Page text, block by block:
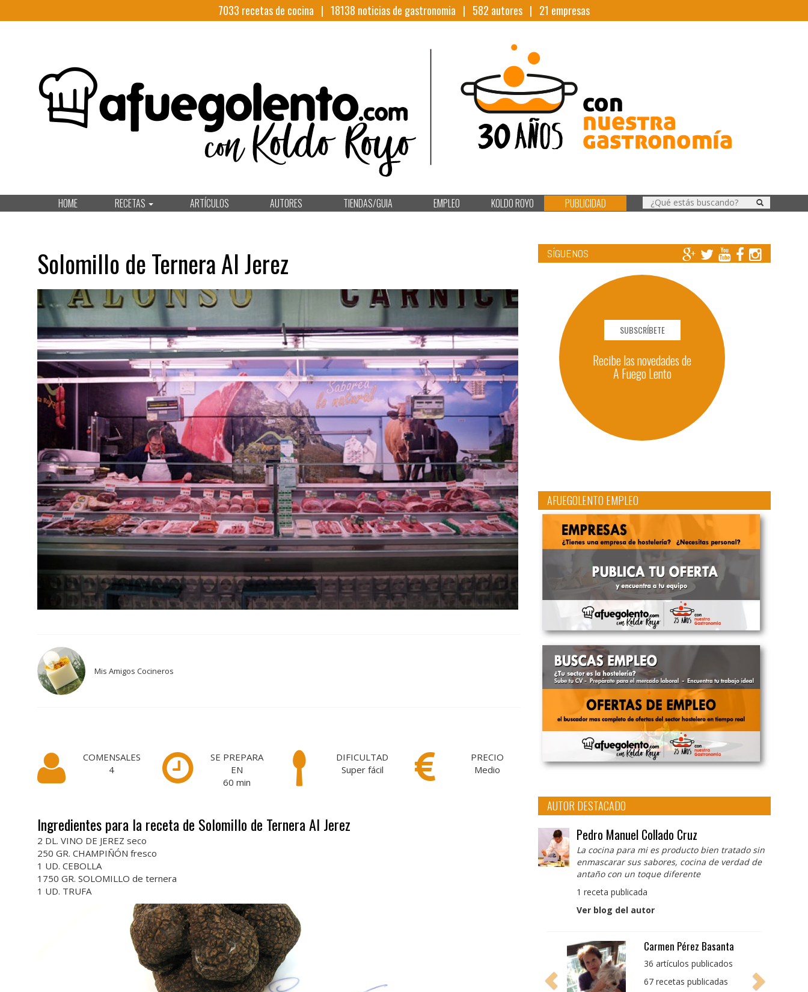
7033 recetas de cocina | 18138 noticias de gastronomia | 582 autores | 21 empresas
HOME RECETAS ARTÍCULOS AUTORES TIENDAS/GUIA EMPLEO KOLDO ROYO PUBLICIDAD
Solomillo de Ternera Al Jerez
Mis Amigos Cocineros
COMENSALES
4
SE PREPARA
EN
60 min
DIFICULTAD
Super fácil
PRECIO
Medio
Ingredientes para la receta de Solomillo de Ternera Al Jerez
2 DL. VINO DE JEREZ seco
250 GR. CHAMPIÑÓN fresco
1 UD. CEBOLLA
1750 GR. SOLOMILLO de ternera
1 UD. TRUFA
SÍGUENOS
SUBSCRÍBETE
Recibe las novedades de
A Fuego Lento
AFUEGOLENTO EMPLEO
AUTOR DESTACADO
Pedro Manuel Collado Cruz
La cocina para mi es producto bien tratado sin
enmascarar sus sabores, cocina de verdad de
antaño con un toque diferente
1 receta publicada
Ver blog del autor
Carmen Pérez Basanta
36 artículos publicados
67 recetas publicadas